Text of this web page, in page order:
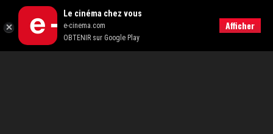
Retour Le cinéma chez vous
e-cinema.com
OBTENIR sur Google Play
Afficher